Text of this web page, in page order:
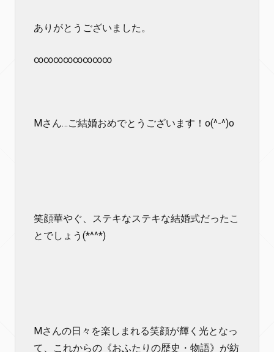
ありがとうございました。
∞∞∞∞∞∞∞∞
Mさん…ご結婚おめでとうございます！o(^-^)o
笑顔華やぐ、ステキなステキな結婚式だったこ
とでしょう(*^^*)
Mさんの日々を楽しまれる笑顔が輝く光となっ
て、これからの《おふたりの歴史・物語》が紡